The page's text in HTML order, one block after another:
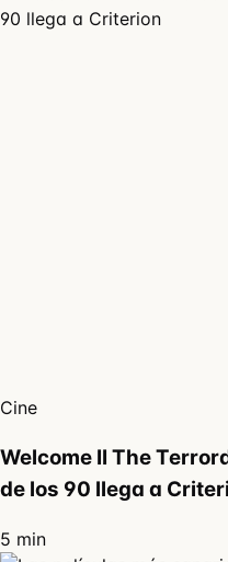
Cine
Welcome II The
de los 90 llega a
5 min